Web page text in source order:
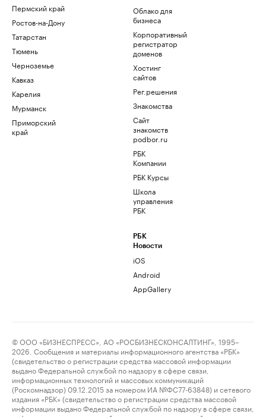
Пермский край
Ростов-на-Дону
Татарстан
Тюмень
Черноземье
Кавказ
Карелия
Мурманск
Приморский
край
Облако для
бизнеса
Корпоративный
регистратор
доменов
Хостинг
сайтов
Рег.решения
Знакомства
Сайт
знакомств
podbor.ru
РБК
Компании
РБК Курсы
Школа
управления
РБК
РБК
Новости
iOS
Android
AppGallery
© ООО «БИЗНЕСПРЕСС», АО «РОСБИЗНЕСКОНСАЛТИНГ», 1995–
2026. Сообщения и материалы информационного агентства «РБК»
(свидетельство о регистрации средства массовой информации
выдано Федеральной службой по надзору в сфере связи,
информационных технологий и массовых коммуникаций
(Роскомнадзор) 09.12.2015 за номером ИА №ФС77-63848) и сетевого
издания «РБК» (свидетельство о регистрации средства массовой
информации выдано Федеральной службой по надзору в сфере связи,